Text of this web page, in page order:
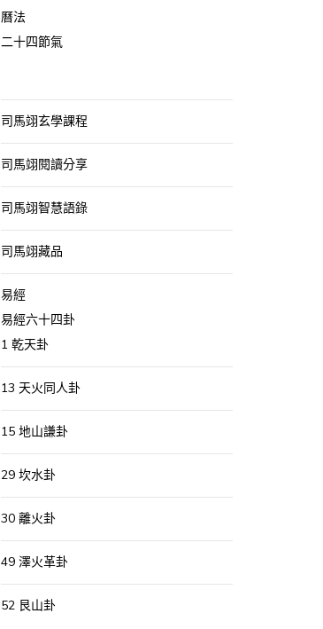
曆法
二十四節氣
司馬翊玄學課程
司馬翊閱讀分享
司馬翊智慧語錄
司馬翊藏品
易經
易經六十四卦
1 乾天卦
13 天火同人卦
15 地山謙卦
29 坎水卦
30 離火卦
49 澤火革卦
52 艮山卦